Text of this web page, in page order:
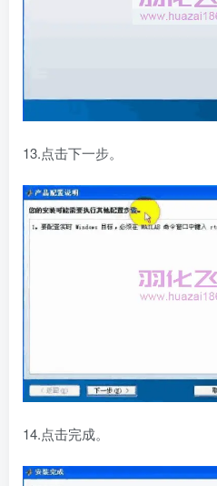
13.点击下一步。
14.点击完成。